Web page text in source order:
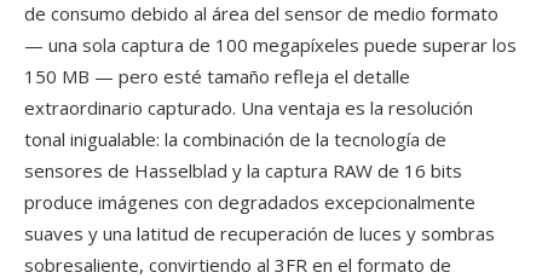
de consumo debido al área del sensor de medio formato
— una sola captura de 100 megapíxeles puede superar los
150 MB — pero esté tamaño refleja el detalle
extraordinario capturado. Una ventaja es la resolución
tonal inigualable: la combinación de la tecnología de
sensores de Hasselblad y la captura RAW de 16 bits
produce imágenes con degradados excepcionalmente
suaves y una latitud de recuperación de luces y sombras
sobresaliente, convirtiendo al 3FR en el formato de